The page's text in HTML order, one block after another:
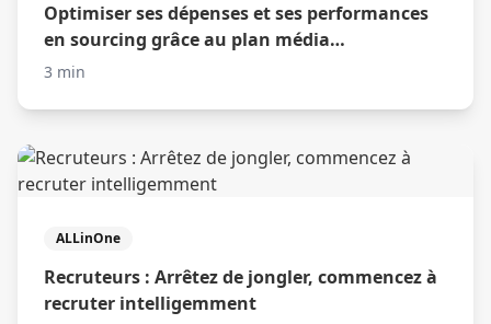
Optimiser ses dépenses et ses performances
en sourcing grâce au plan média
automatique
3 min
ALLinOne
Recruteurs : Arrêtez de jongler, commencez à
recruter intelligemment